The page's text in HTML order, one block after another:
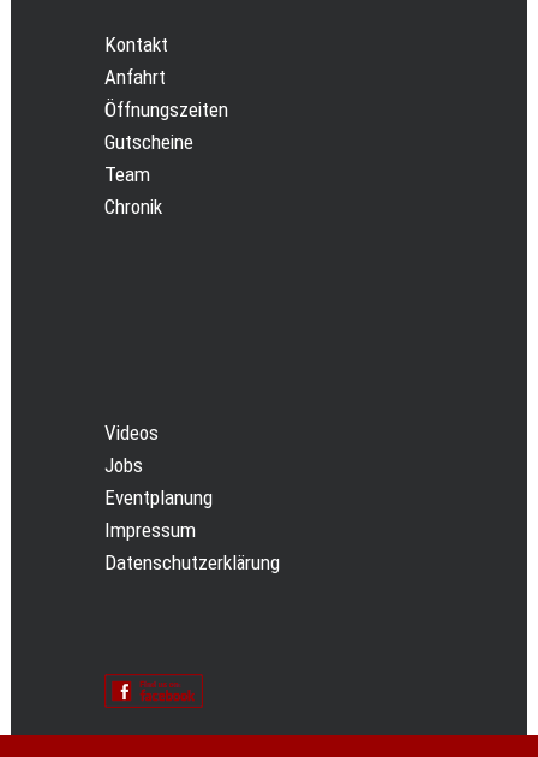
Kontakt
Anfahrt
Öffnungszeiten
Gutscheine
Team
Chronik
Videos
Jobs
Eventplanung
Impressum
Datenschutzerklärung